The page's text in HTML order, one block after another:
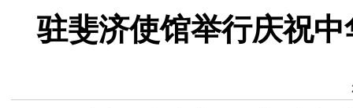
驻斐济使馆举行庆祝